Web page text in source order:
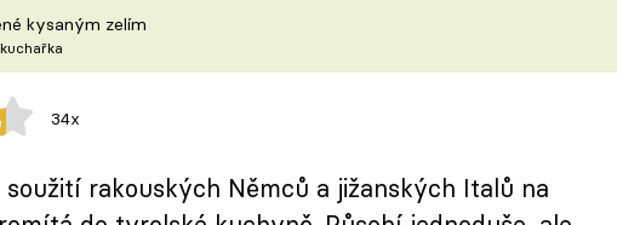
kysaným zelím
34x
rakouských Němců a jižanských Italů na